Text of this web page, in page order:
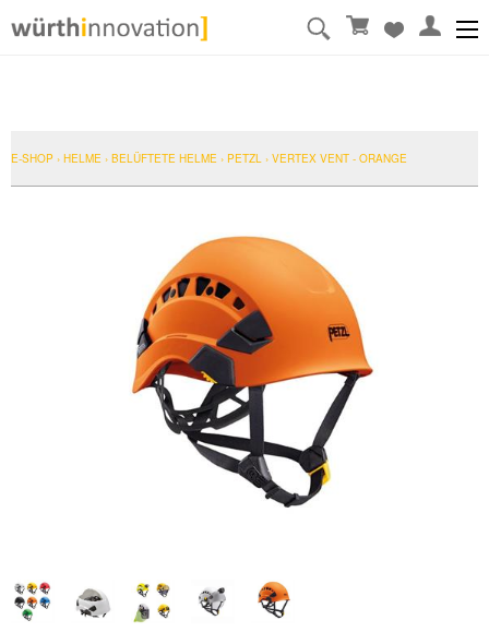
E-SHOP › HELME › BELÜFTETE HELME › PETZL › VERTEX VENT - ORANGE